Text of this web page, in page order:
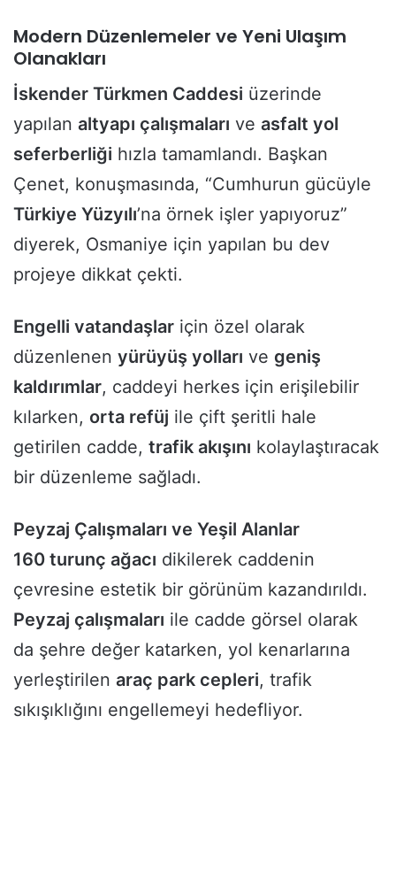
Modern Düzenlemeler ve Yeni Ulaşım
Olanakları
İskender Türkmen Caddesi üzerinde
yapılan altyapı çalışmaları ve asfalt yol
seferberliği hızla tamamlandı. Başkan
Çenet, konuşmasında, “Cumhurun gücüyle
Türkiye Yüzyılı’na örnek işler yapıyoruz”
diyerek, Osmaniye için yapılan bu dev
projeye dikkat çekti.
Engelli vatandaşlar için özel olarak
düzenlenen yürüyüş yolları ve geniş
kaldırımlar, caddeyi herkes için erişilebilir
kılarken, orta refüj ile çift şeritli hale
getirilen cadde, trafik akışını kolaylaştıracak
bir düzenleme sağladı.
Peyzaj Çalışmaları ve Yeşil Alanlar
160 turunç ağacı dikilerek caddenin
çevresine estetik bir görünüm kazandırıldı.
Peyzaj çalışmaları ile cadde görsel olarak
da şehre değer katarken, yol kenarlarına
yerleştirilen araç park cepleri, trafik
sıkışıklığını engellemeyi hedefliyor.